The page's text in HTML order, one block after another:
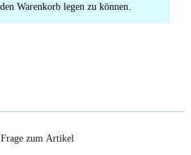
Warenkorb legen zu können.
Frage zum Artikel